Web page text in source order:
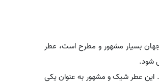
جهان بسیار مشهور و مطرح است، عطر
این عطر شیک و مشهور به عنوان یکی